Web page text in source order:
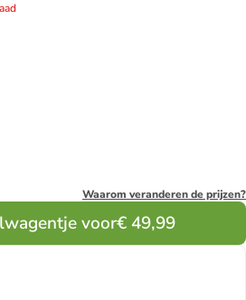
Waarom veranderen de prijzen?
voor€ 49,99